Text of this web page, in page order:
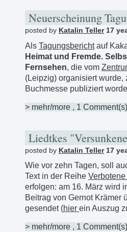
Neuerscheinung
posted by Katalin Teller17
Als Tagungsberichtauf
Heimat und Fremde.
Fernsehen, die vom
(Leipzig) organisiert
Buchmesse publiziert
> mehr/more , 1 Comment(s)
Liedtkes
posted by Katalin Teller17
Wie vor zehn Tagen, soll
Text in der Reihe Verbotene
erfolgen: am 16. März wird
Beitrag von Gernot Krämer
gesendet (hier ein Auszug
> mehr/more , 1 Comment(s)